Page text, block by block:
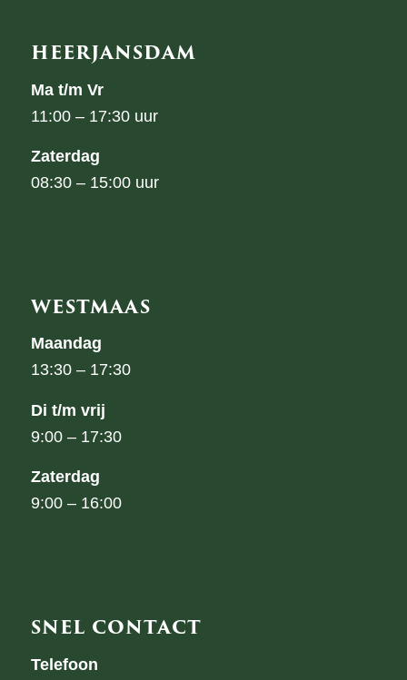
HEERJANSDAM
Ma t/m Vr
11:00 – 17:30 uur
Zaterdag
08:30 – 15:00 uur
WESTMAAS
Maandag
13:30 – 17:30
Di t/m vrij
9:00 – 17:30
Zaterdag
9:00 – 16:00
SNEL CONTACT
Telefoon